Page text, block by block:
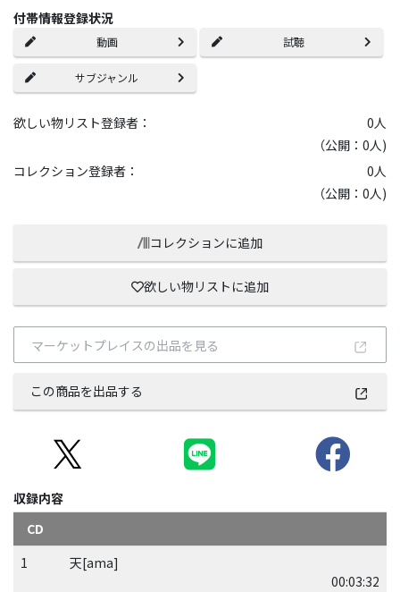
付帯情報登録状況
動画 試聴
サブジャンル
欲しい物リスト登録者： 0人
（公開：0人)
コレクション登録者：
0人
（公開：0人)
コレクションに追加
欲しい物リストに追加
マーケットプレイスの出品を見る
この商品を出品する
収録内容
CD
1
天[ama]
00:03:32